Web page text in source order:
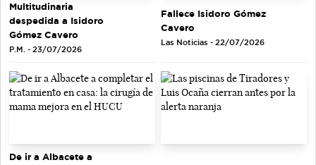
Multitudinaria
despedida a Isidoro
Gómez Cavero
P.M. - 23/07/2026
Fallece Isidoro Gómez
Cavero
Las Noticias - 22/07/2026
De ir a Albacete a